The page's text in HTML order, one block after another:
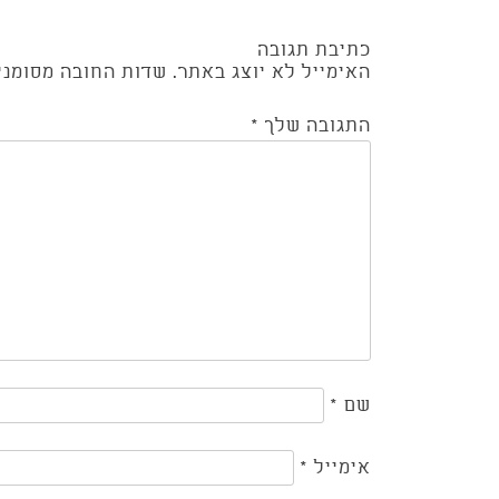
כתיבת תגובה
האימייל לא יוצג באתר. שדות החובה
התגובה שלך *
שם *
אימייל *